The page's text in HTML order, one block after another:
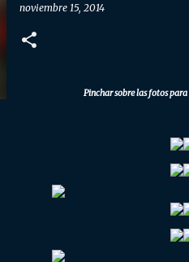
noviembre 15, 2014
Pinchar sobre las fotos